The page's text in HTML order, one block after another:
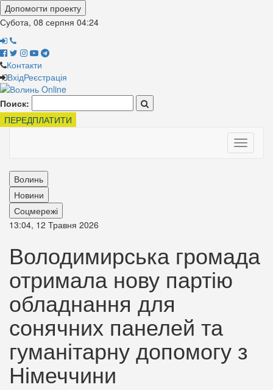
Допомогти проекту
Субота, 08 серпня 04:24
Контакти
ВхідРеєстрація
Поиск:
ПЕРЕДПЛАТИТИ
Toggle
Волинь
Новини
Соцмережі
13:04, 12 Травня 2026
Володимирська громада
отримала нову партію
обладнання для
сонячних панелей та
гуманітарну допомогу з
Німеччини